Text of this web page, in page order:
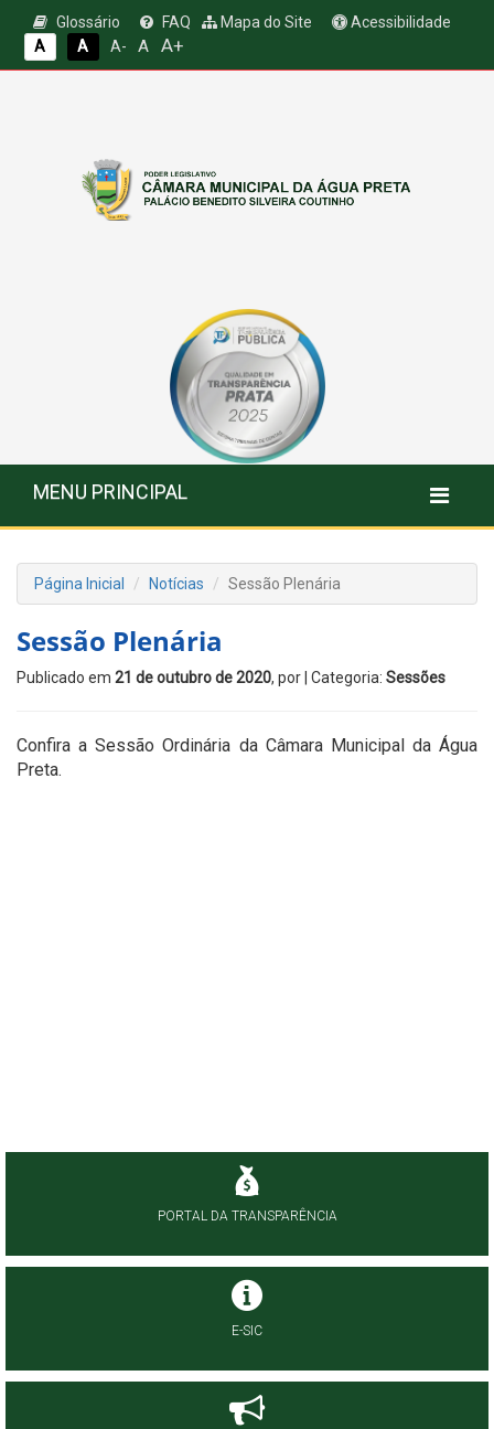
Glossário FAQ Mapa do Site
Acessibilidade
A
A A- A A+
MENU PRINCIPAL
Página Inicial Notícias Sessão Plenária
Sessão Plenária
Publicado em 21 de outubro de 2020, por | Categoria: Sessões
Confira a Sessão Ordinária da Câmara Municipal da Água
Preta.
PORTAL DA TRANSPARÊNCIA
E-SIC